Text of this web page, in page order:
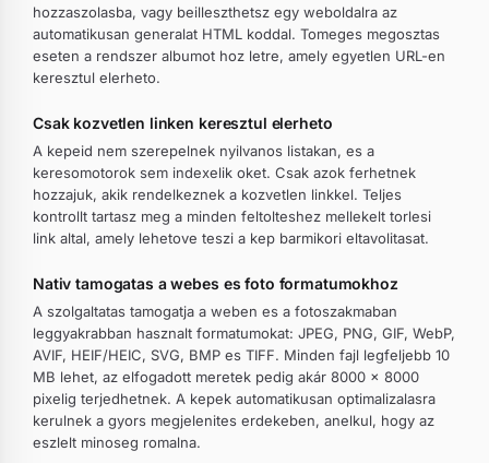
hozzaszolasba, vagy beilleszthetsz egy weboldalra az
automatikusan generalat HTML koddal. Tomeges megosztas
eseten a rendszer albumot hoz letre, amely egyetlen URL-en
keresztul elerheto.
Csak kozvetlen linken keresztul elerheto
A kepeid nem szerepelnek nyilvanos listakan, es a
keresomotorok sem indexelik oket. Csak azok ferhetnek
hozzajuk, akik rendelkeznek a kozvetlen linkkel. Teljes
kontrollt tartasz meg a minden feltolteshez mellekelt torlesi
link altal, amely lehetove teszi a kep barmikori eltavolitasat.
Nativ tamogatas a webes es foto formatumokhoz
A szolgaltatas tamogatja a weben es a fotoszakmaban
leggyakrabban hasznalt formatumokat: JPEG, PNG, GIF, WebP,
AVIF, HEIF/HEIC, SVG, BMP es TIFF. Minden fajl legfeljebb 10
MB lehet, az elfogadott meretek pedig akár 8000 × 8000
pixelig terjedhetnek. A kepek automatikusan optimalizalasra
kerulnek a gyors megjelenites erdekeben, anelkul, hogy az
eszlelt minoseg romalna.